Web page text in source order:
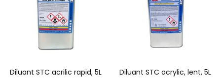
Diluant STC acrilic rapid, 5L Diluant STC acrylic, lent, 5L